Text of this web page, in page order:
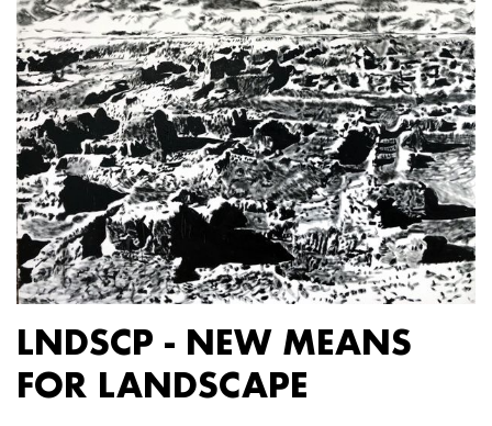
LNDSCP - NEW MEANS
FOR LANDSCAPE